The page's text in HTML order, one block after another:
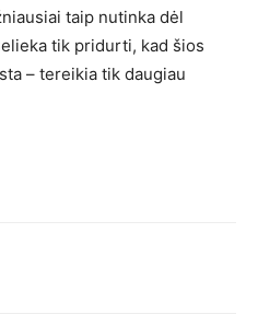
taip nutinka dėl
tik pridurti, kad šios
– tereikia tik daugiau